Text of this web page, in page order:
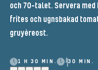
och 70-talet. Servera med
frites och ugnsbakad
gruyèreost.
1 H 30 MIN. 30 MIN.